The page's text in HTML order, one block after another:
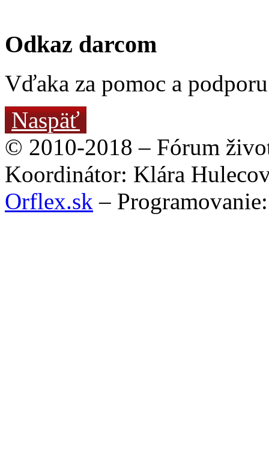
Odkaz darcom
Vďaka za pomoc a
Naspäť
© 2010-2018 – Fórum
Koordinátor: Klára
Orflex.sk –